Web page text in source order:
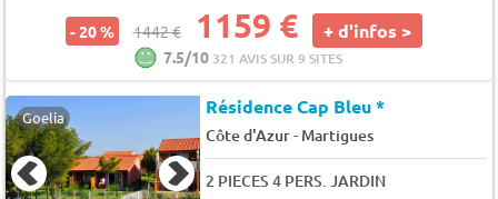
- 20 % 1442 € 1159 € + d'infos >
7.5/10 321 AVIS SUR 9 SITES
Goelia Résidence Cap Bleu *
Côte d'Azur- Martigues
2 PIECES 4 PERS. JARDIN